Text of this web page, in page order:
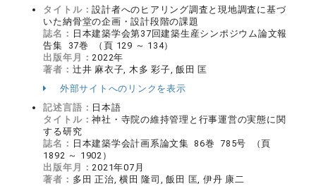
タイトル：設計者へのヒアリング調査と現地調査に基づ
いた納骨堂の企画・設計段階の課題
誌名： 日本建築学会第37回建築生産シンポジウム論文報
告集 37巻 （頁 129 ～ 134）
出版年月：2022年
著者： 辻井 麻衣子, 木多 彩子, 飯田 匡
外部サイトへのリンクを表示
記述言語： 日本語
タイトル：神社・寺院の維持管理と行事運営の実態に関
する研究
誌名： 日本建築学会計画系論文集 86巻 785号 （頁
1892 ～ 1902）
出版年月：2021年07月
著者： 多田 正治, 横田 隆司, 飯田 匡, 伊丹 康二